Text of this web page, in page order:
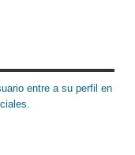
entre a su perfil en